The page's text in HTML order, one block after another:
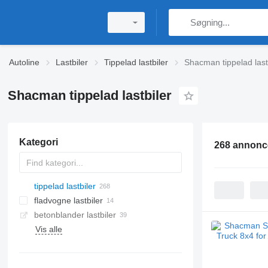
Autoline Lastbiler Tippelad lastbiler Shacman tippelad
Shacman tippelad lastbiler
Kategori
tippelad lastbiler
fladvogne lastbiler
betonblander lastbiler
Vis alle
268